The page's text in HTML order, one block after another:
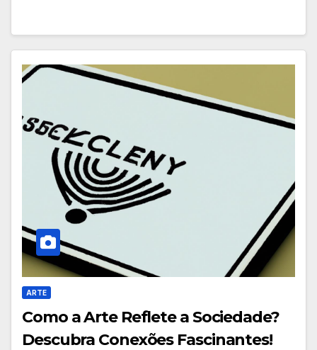
ARTE
Como a Arte Reflete a Sociedade?
Descubra Conexões Fascinantes!